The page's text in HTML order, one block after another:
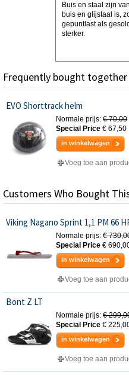
Buis en staal zijn
buis en glijstaal is,
gepuntlast als
sterker.
Frequently bought together
EVO Shorttrack helm
Normale prijs: € 70,00
Special Price € 67,50
in winkelwagen
Voeg toe aan
Customers Who Bought
Viking Nagano Sprint 1,1 PM 66
Normale prijs: €
Special Price €
in winkelwagen
Voeg toe aan
Bont Z LT
Normale prijs: €
Special Price €
in winkelwagen
Voeg toe aan